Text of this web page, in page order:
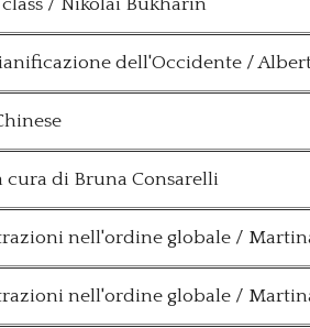
/ Nikolai Bukharin
dell'Occidente /
cura di Bruna Consarelli
nell'ordine globale /
nell'ordine globale /